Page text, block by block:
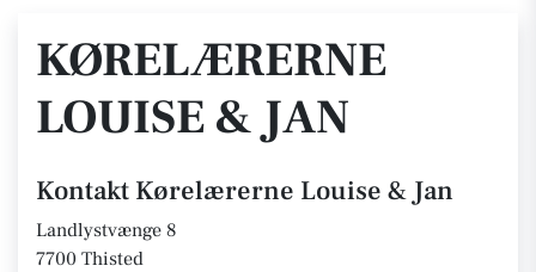
KØRELÆRERNE
LOUISE & JAN
Kontakt Kørelærerne Louise & Jan
Landlystvænge 8
7700 Thisted